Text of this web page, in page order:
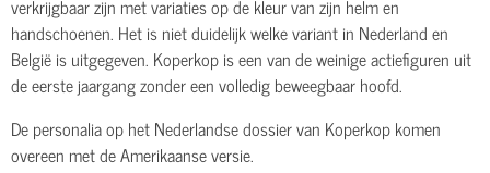
handschoenen. Het is niet duidelijk welke variant in Nederland en
België is uitgegeven. Koperkop is een van de weinige actiefiguren uit
de eerste jaargang zonder een volledig beweegbaar hoofd.
De personalia op het Nederlandse dossier van Koperkop komen
overeen met de Amerikaanse versie.